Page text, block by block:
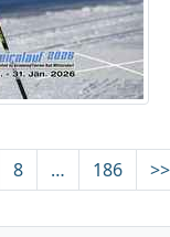
8 … 186 >>